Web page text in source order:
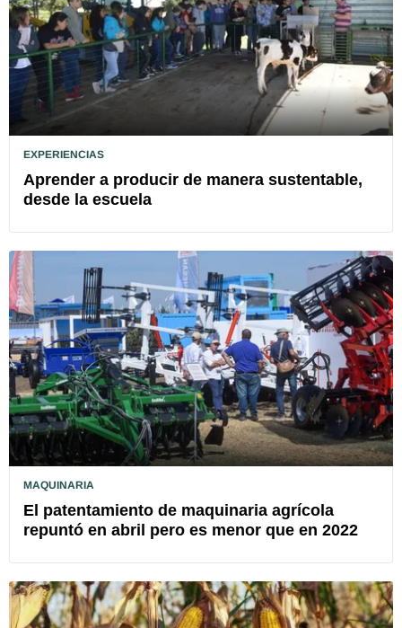
EXPERIENCIAS
Aprender a producir de manera sustentable,
desde la escuela
MAQUINARIA
El patentamiento de maquinaria agrícola
repuntó en abril pero es menor que en 2022